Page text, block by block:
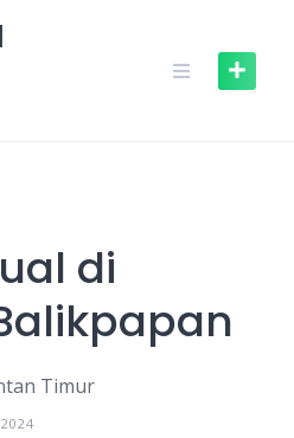
di
Timur